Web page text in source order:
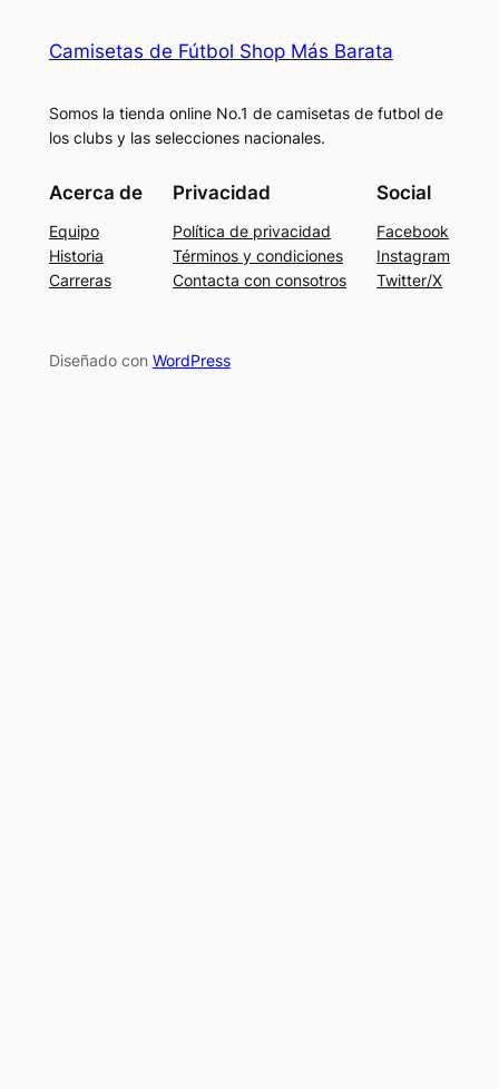
Camisetas de Fútbol Shop Más Barata
Somos la tienda online No.1 de camisetas de futbol de
los clubs y las selecciones nacionales.
Acerca de
Equipo
Historia
Carreras
Privacidad
Política de privacidad
Términos y condiciones
Contacta con consotros
Social
Facebook
Instagram
Twitter/X
Diseñado con WordPress